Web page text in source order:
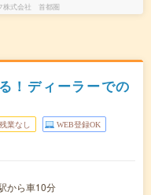
株式会社 首都圏
！ディーラーでの
残業なし WEB登録OK
から車10分